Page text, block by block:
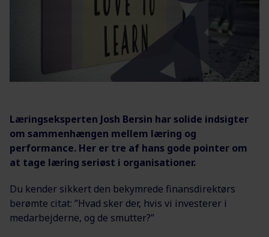
Læringseksperten Josh Bersin har solide indsigter
om sammenhængen mellem læring og
performance. Her er tre af hans gode pointer om
at tage læring seriøst i organisationer.
Du kender sikkert den bekymrede finansdirektørs
berømte citat: ”Hvad sker der, hvis vi investerer i
medarbejderne, og de smutter?”